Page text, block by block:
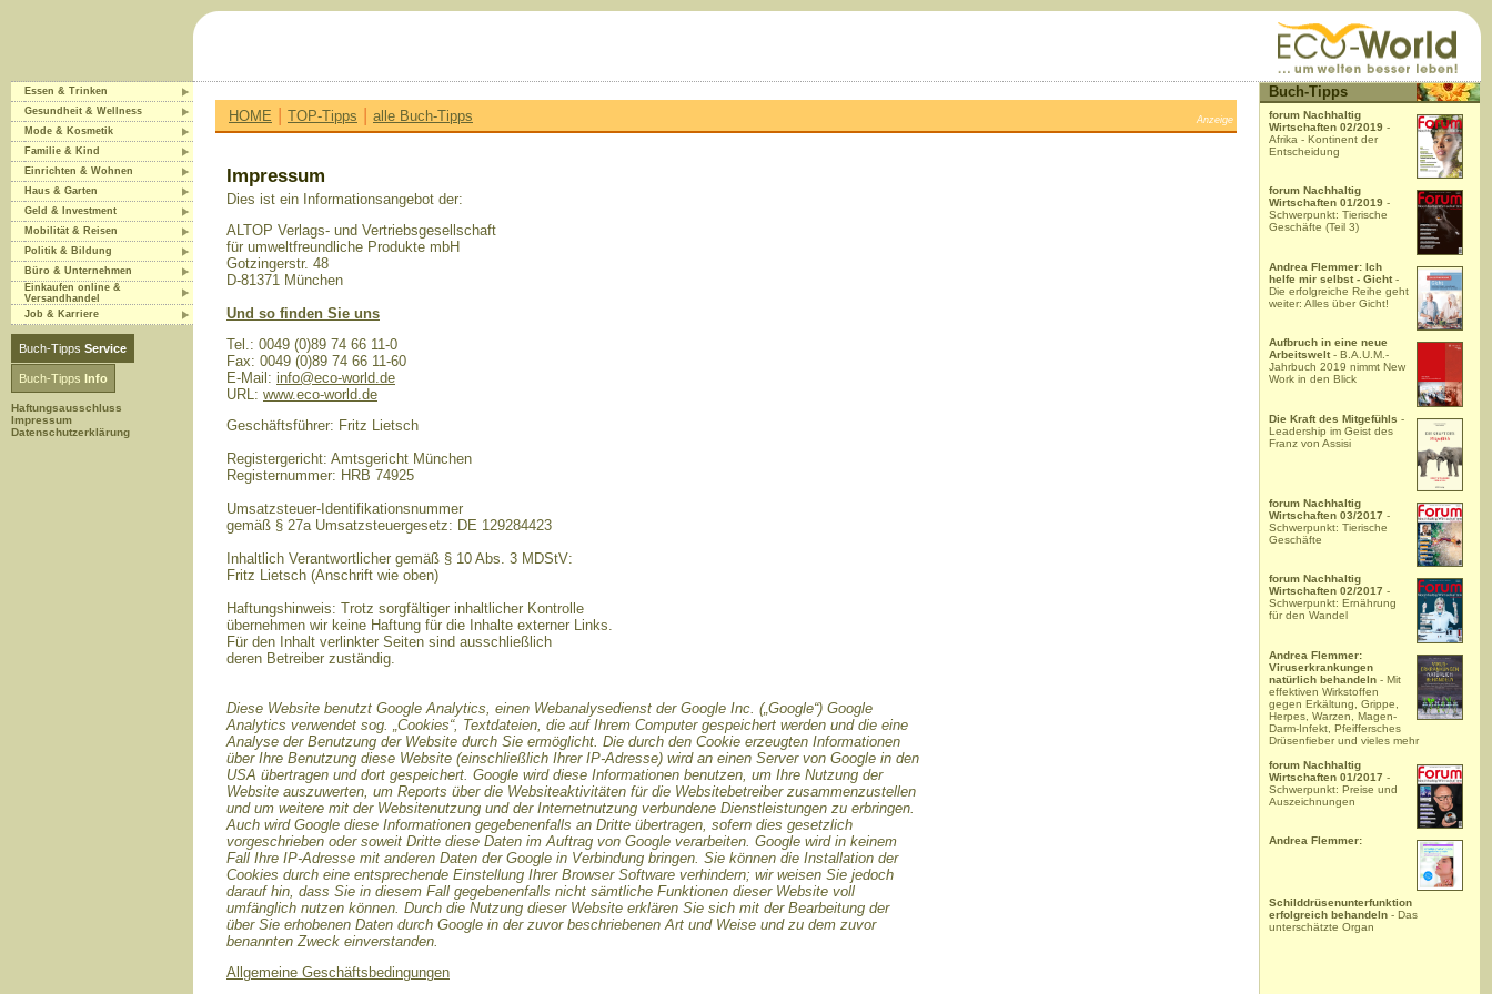
Essen & Trinken
Gesundheit & Wellness
Mode & Kosmetik
Familie & Kind
Einrichten & Wohnen
Haus & Garten
Geld & Investment
Mobilität & Reisen
Politik & Bildung
Büro & Unternehmen
Einkaufen online &
Versandhandel
Job & Karriere
Buch-Tipps Service
Buch-Tipps Info
Haftungsausschluss
Impressum
Datenschutzerklärung
HOME | TOP-Tipps | alle Buch-Tipps Anzeige
Impressum
Dies ist ein Informationsangebot der:
ALTOP Verlags- und Vertriebsgesellschaft
für umweltfreundliche Produkte mbH
Gotzingerstr. 48
D-81371 München
Und so finden Sie uns
Tel.: 0049 (0)89 74 66 11-0
Fax: 0049 (0)89 74 66 11-60
E-Mail: info@eco-world.de
URL: www.eco-world.de
Geschäftsführer: Fritz Lietsch
Registergericht: Amtsgericht München
Registernummer: HRB 74925
Umsatzsteuer-Identifikationsnummer
gemäß § 27a Umsatzsteuergesetz: DE 129284423
Inhaltlich Verantwortlicher gemäß § 10 Abs. 3 MDStV:
Fritz Lietsch (Anschrift wie oben)
Haftungshinweis: Trotz sorgfältiger inhaltlicher Kontrolle
übernehmen wir keine Haftung für die Inhalte externer Links.
Für den Inhalt verlinkter Seiten sind ausschließlich
deren Betreiber zuständig.
Diese Website benutzt Google Analytics, einen Webanalysedienst der Google Inc. („Google“) Google
Analytics verwendet sog. „Cookies“, Textdateien, die auf Ihrem Computer gespeichert werden und die eine
Analyse der Benutzung der Website durch Sie ermöglicht. Die durch den Cookie erzeugten Informationen
über Ihre Benutzung diese Website (einschließlich Ihrer IP-Adresse) wird an einen Server von Google in den
USA übertragen und dort gespeichert. Google wird diese Informationen benutzen, um Ihre Nutzung der
Website auszuwerten, um Reports über die Websiteaktivitäten für die Websitebetreiber zusammenzustellen
und um weitere mit der Websitenutzung und der Internetnutzung verbundene Dienstleistungen zu erbringen.
Auch wird Google diese Informationen gegebenenfalls an Dritte übertragen, sofern dies gesetzlich
vorgeschrieben oder soweit Dritte diese Daten im Auftrag von Google verarbeiten. Google wird in keinem
Fall Ihre IP-Adresse mit anderen Daten der Google in Verbindung bringen. Sie können die Installation der
Cookies durch eine entsprechende Einstellung Ihrer Browser Software verhindern; wir weisen Sie jedoch
darauf hin, dass Sie in diesem Fall gegebenenfalls nicht sämtliche Funktionen dieser Website voll
umfänglich nutzen können. Durch die Nutzung dieser Website erklären Sie sich mit der Bearbeitung der
über Sie erhobenen Daten durch Google in der zuvor beschriebenen Art und Weise und zu dem zuvor
benannten Zweck einverstanden.
Allgemeine Geschäftsbedingungen
Buch-Tipps
forum Nachhaltig
Wirtschaften 02/2019 -
Afrika - Kontinent der
Entscheidung
forum Nachhaltig
Wirtschaften 01/2019 -
Schwerpunkt: Tierische
Geschäfte (Teil 3)
Andrea Flemmer: Ich
helfe mir selbst - Gicht -
Die erfolgreiche Reihe geht
weiter: Alles über Gicht!
Aufbruch in eine neue
Arbeitswelt - B.A.U.M.-
Jahrbuch 2019 nimmt New
Work in den Blick
Die Kraft des Mitgefühls -
Leadership im Geist des
Franz von Assisi
forum Nachhaltig
Wirtschaften 03/2017 -
Schwerpunkt: Tierische
Geschäfte
forum Nachhaltig
Wirtschaften 02/2017 -
Schwerpunkt: Ernährung
für den Wandel
Andrea Flemmer:
Viruserkrankungen
natürlich behandeln - Mit
effektiven Wirkstoffen
gegen Erkältung, Grippe,
Herpes, Warzen, Magen-
Darm-Infekt, Pfeiffersches
Drüsenfieber und vieles mehr
forum Nachhaltig
Wirtschaften 01/2017 -
Schwerpunkt: Preise und
Auszeichnungen
Andrea Flemmer:
Schilddrüsenunterfunktion
erfolgreich behandeln - Das
unterschätzte Organ